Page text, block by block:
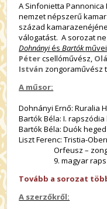
A Sinfonietta
nemzet népszerű
század
válogatást. A sorozat
Dohnányiés Bartók
Pétercsellóművész,
István zongoraművész
A műsor:
Dohnányi Ernő: Ruralia
Bartók Béla: I.
Bartók Béla: Duók
Liszt Ferenc: Tristia-
Orfeusz –
9. magyar
Tovább a sorozat
A szerzőkről: